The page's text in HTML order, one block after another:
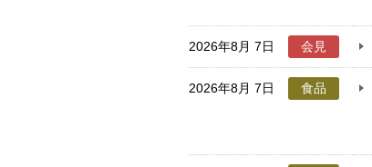
2026年8月 7日 会見
2026年8月 7日 食品